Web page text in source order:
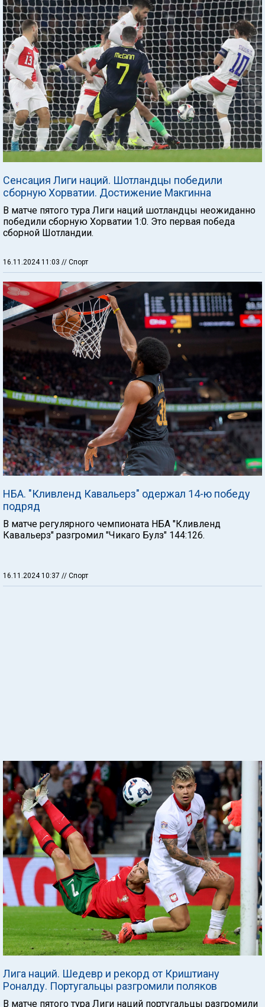
Сенсация Лиги наций. Шотландцы победили
сборную Хорватии. Достижение Макгинна
В матче пятого тура Лиги наций шотландцы неожиданно
победили сборную Хорватии 1:0. Это первая победа
сборной Шотландии.
16.11.2024 11:03 // Спорт
НБА. "Кливленд Кавальерз" одержал 14-ю победу
подряд
В матче регулярного чемпионата НБА "Кливленд
Кавальерз" разгромил "Чикаго Булз" 144:126.
16.11.2024 10:37 // Спорт
Лига наций. Шедевр и рекорд от Криштиану
Роналду. Португальцы разгромили поляков
В матче пятого тура Лиги наций португальцы разгромили